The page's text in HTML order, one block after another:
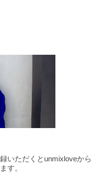
いただくとunmixloveから
す。